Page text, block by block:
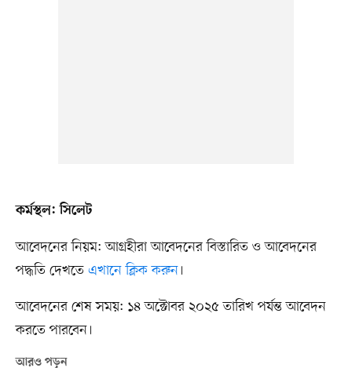
কর্মস্থল: সিলেট
আবেদনের নিয়ম: আগ্রহীরা আবেদনের বিস্তারিত ও আবেদনের
পদ্ধতি দেখতে এখানে ক্লিক করুন।
আবেদনের শেষ সময়: ১৪ অক্টোবর ২০২৫ তারিখ পর্যন্ত আবেদন
করতে পারবেন।
আরও পড়ুন